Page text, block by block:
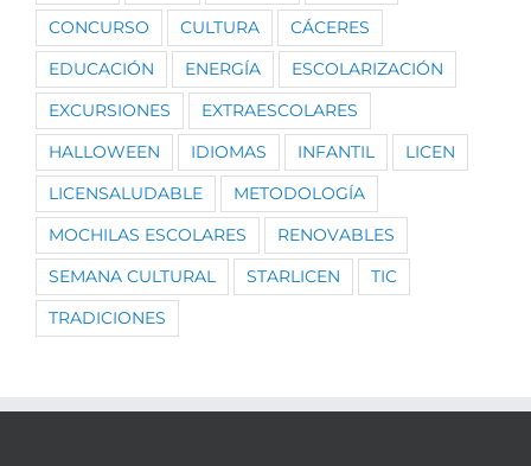
CONCURSO CULTURA CÁCERES
EDUCACIÓN ENERGÍA ESCOLARIZACIÓN
EXCURSIONES EXTRAESCOLARES
HALLOWEEN IDIOMAS INFANTIL LICEN
LICENSALUDABLE METODOLOGÍA
MOCHILAS ESCOLARES RENOVABLES
SEMANA CULTURAL STARLICEN TIC
TRADICIONES